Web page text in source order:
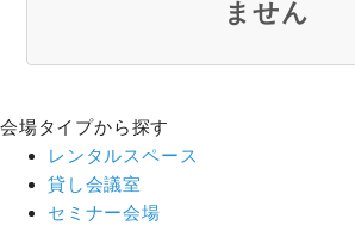
ません
会場タイプから探す
レンタルスペース
貸し会議室
セミナー会場